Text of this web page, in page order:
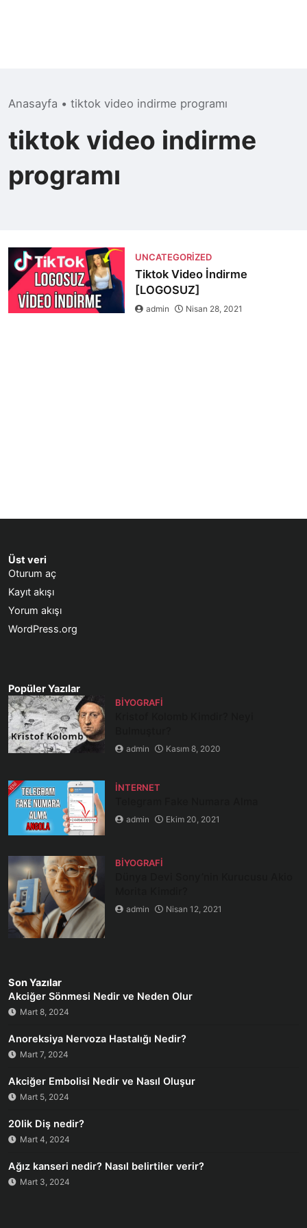
Anasayfa • tiktok video indirme programı
tiktok video indirme
programı
UNCATEGORIZED
Tiktok Video İndirme
[LOGOSUZ]
admin Nisan 28, 2021
Üst veri
Oturum aç
Kayıt akışı
Yorum akışı
WordPress.org
Popüler Yazılar
BIYOGRAFI
admin Kasım 8, 2020
İNTERNET
admin Ekim 20, 2021
BIYOGRAFI
admin Nisan 12, 2021
Son Yazılar
Akciğer Sönmesi Nedir ve Neden Olur
Mart 8, 2024
Anoreksiya Nervoza Hastalığı Nedir?
Mart 7, 2024
Akciğer Embolisi Nedir ve Nasıl Oluşur
Mart 5, 2024
20lik Diş nedir?
Mart 4, 2024
Ağız kanseri nedir? Nasıl belirtiler verir?
Mart 3, 2024